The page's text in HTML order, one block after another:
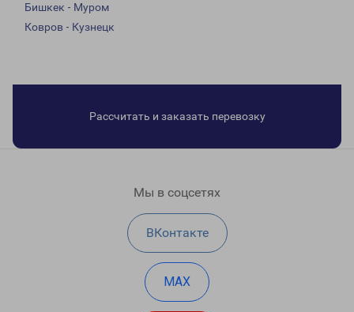
Бишкек - Муром
Ковров - Кузнецк
Рассчитать и заказать перевозку
Мы в соцсетях
ВКонтакте
MAX